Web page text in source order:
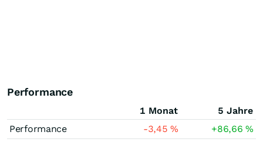
Performance
1 Monat
5 Jahre
Performance
-3,45% +86,66%